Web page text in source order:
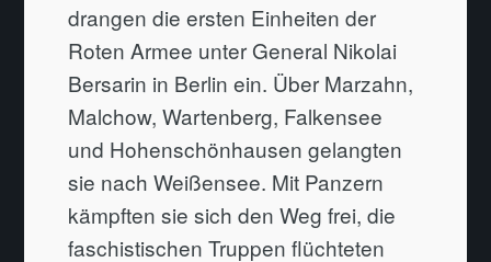
drangen die ersten Einheiten der
Roten Armee unter General Nikolai
Bersarin in Berlin ein. Über Marzahn,
Malchow, Wartenberg, Falkensee
und Hohenschönhausen gelangten
sie nach Weißensee. Mit Panzern
kämpften sie sich den Weg frei, die
faschistischen Truppen flüchteten